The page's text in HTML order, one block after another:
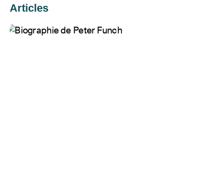
Articles